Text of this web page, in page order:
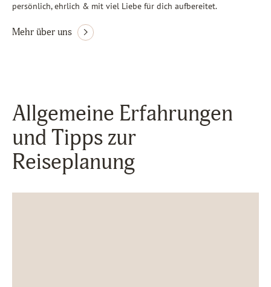
persönlich, ehrlich & mit viel Liebe für dich aufbereitet.
Mehr über uns
Allgemeine Erfahrungen
und Tipps zur
Reiseplanung